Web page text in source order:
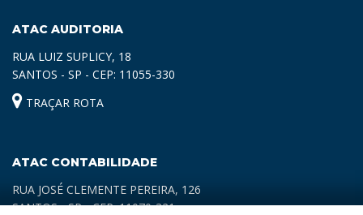
ATAC AUDITORIA
RUA LUIZ SUPLICY, 18
SANTOS - SP - CEP: 11055-330
TRAÇAR ROTA
ATAC CONTABILIDADE
RUA JOSÉ CLEMENTE PEREIRA, 126
SANTOS - SP - CEP: 11070-321